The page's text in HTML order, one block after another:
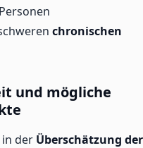
chronischen
und mögliche
in der Überschätzung der